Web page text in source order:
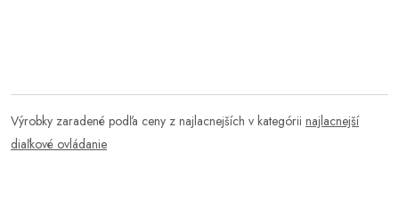
Výrobky zaradené podľa ceny z najlacnejších v kategórii najlacnejší
diaľkové ovládanie